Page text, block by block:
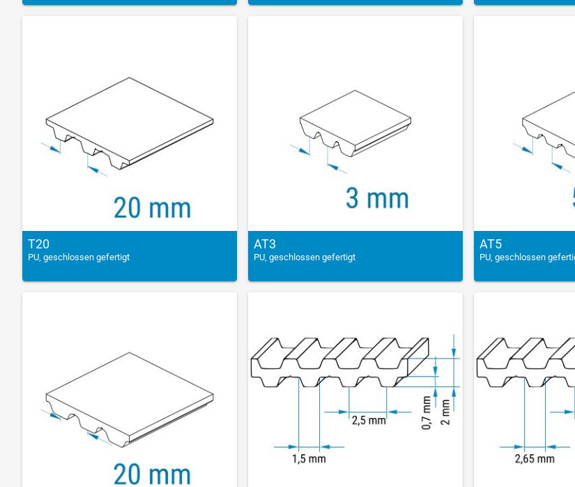
T20
PU, geschlossen gefertigt
AT3
PU, geschlossen gefertigt
AT5
PU, geschlossen